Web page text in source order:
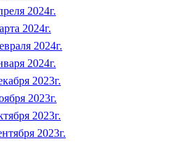
2024г.
2024г.
2024г.
2024г.
2023г.
2023г.
2023г.
2023г.